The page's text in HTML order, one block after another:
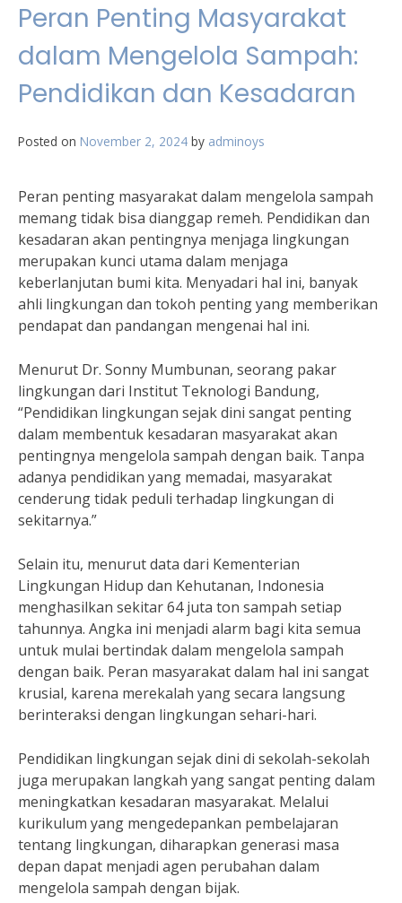
Peran Penting Masyarakat
dalam Mengelola Sampah:
Pendidikan dan Kesadaran
Posted on November 2, 2024 by adminoys
Peran penting masyarakat dalam mengelola sampah
memang tidak bisa dianggap remeh. Pendidikan dan
kesadaran akan pentingnya menjaga lingkungan
merupakan kunci utama dalam menjaga
keberlanjutan bumi kita. Menyadari hal ini, banyak
ahli lingkungan dan tokoh penting yang memberikan
pendapat dan pandangan mengenai hal ini.
Menurut Dr. Sonny Mumbunan, seorang pakar
lingkungan dari Institut Teknologi Bandung,
“Pendidikan lingkungan sejak dini sangat penting
dalam membentuk kesadaran masyarakat akan
pentingnya mengelola sampah dengan baik. Tanpa
adanya pendidikan yang memadai, masyarakat
cenderung tidak peduli terhadap lingkungan di
sekitarnya.”
Selain itu, menurut data dari Kementerian
Lingkungan Hidup dan Kehutanan, Indonesia
menghasilkan sekitar 64 juta ton sampah setiap
tahunnya. Angka ini menjadi alarm bagi kita semua
untuk mulai bertindak dalam mengelola sampah
dengan baik. Peran masyarakat dalam hal ini sangat
krusial, karena merekalah yang secara langsung
berinteraksi dengan lingkungan sehari-hari.
Pendidikan lingkungan sejak dini di sekolah-sekolah
juga merupakan langkah yang sangat penting dalam
meningkatkan kesadaran masyarakat. Melalui
kurikulum yang mengedepankan pembelajaran
tentang lingkungan, diharapkan generasi masa
depan dapat menjadi agen perubahan dalam
mengelola sampah dengan bijak.